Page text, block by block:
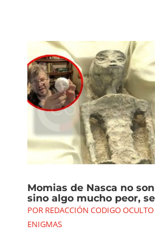
Momias de Nasca no
sino algo mucho peor,
POR REDACCIÓN CODIGO OCULTO
ENIGMAS